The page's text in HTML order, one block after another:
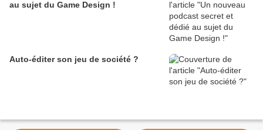
au sujet du Game Design !
Auto-éditer son jeu de société ?